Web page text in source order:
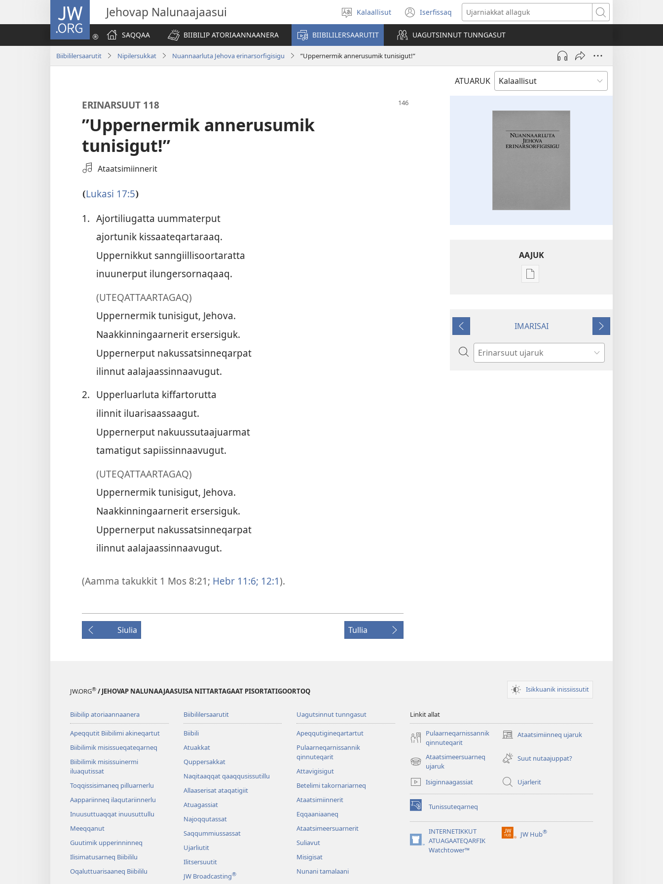
JW.ORG Jehovap Nalunaajaasui
Oqaatsit
toqqakkit
Kalaallisut Iserfissaq
(opens
new
window)
Ujarniakkat
allaguk
SAQQAA
BIIBILIP ATORIAANNAANERA BIIBILILERSAARUTIT UAGUTSINNUT TUNNGASUT
Biibililersaarutit Nipilersukkat Nuannaarluta Jehova erinarsorfigisigu ”Uppernermik annerusumik tunisigut!”
ATUARUK
ERINARSUUT 118
”Uppernermik annerusumik
tunisigut!”
Immiussamik
Ataatsimiinnerit
(Lukasi 17:5)
1. Ajortiliugatta uummaterput
ajortunik kissaateqartaraaq.
Uppernikkut sanngiillisoortaratta
inuunerput ilungersornaqaaq.
(UTEQATTAARTAGAQ)
Uppernermik tunisigut, Jehova.
Naakkinningaarnerit ersersiguk.
Uppernerput nakussatsinneqarpat
ilinnut aalajaassinnaavugut.
2. Upperluarluta kiffartorutta
ilinnit iluarisaassaagut.
Uppernerput nakuussutaajuarmat
tamatigut sapiissinnaavugut.
(UTEQATTAARTAGAQ)
Uppernermik tunisigut, Jehova.
Naakkinningaarnerit ersersiguk.
Uppernerput nakussatsinneqarpat
ilinnut aalajaassinnaavugut.
(Aamma takukkit 1 Mos 8:21; Hebr 11:6; 12:1).
Siulia Tullia
AAJUK
Atuagassanik
Jehova
Siulia
IMARISAI
Tullia
Ujaruk
JW.ORG® / JEHOVAP NALUNAAJAASUISA NITTARTAGAAT PISORTATIGOORTOQ Isikkuanik inissiissutit
Biibilip atoriaannaanera
Apeqqutit Biibilimi akineqartut
Biibilimik misis­sueqateqar­neq
Biibilimik misissuinermi
iluaqutissat
Toqqissisimaneq pilluarnerlu
Aappariinneq ilaqutariinnerlu
Inuusuttuaqqat inuusuttullu
Meeqqanut
Guutimik upperinninneq
Ilisimatusarneq Biibililu
Oqaluttuarisaaneq Biibililu
Biibililersaarutit
Biibili
Atuakkat
Quppersakkat
Naqitaaqqat qaaqqusissutillu
Allaaserisat ataqatigiit
Atuagassiat
Najoqqutassat
Saqqummiussassat
Ujarliutit
Ilitsersuutit
JW Broadcasting®
Uagutsinnut tunngasut
Apeqqutigineqartartut
Pulaarneqarnissannik
qinnuteqarit
Attavigisigut
Betelimi takornariarneq
Ataatsimiin­nerit
Eqqaaniaaneq
Ataatsimeersuarnerit
Suliavut
Misigisat
Nunani tamalaani
Linkit allat
Pulaarneqarnissannik
qinnuteqarit
Ataatsimiinneq ujaruk
(opens
window)
Ataatsimeersuarneq
ujaruk
(opens
window)
Suut nutaajuppat?
Isiginnaagassiat Ujarlerit
Tunissuteqarneq
(opens
new
window)INTERNETIKKUT
ATUAGAATEQARFIK
Watchtower™
(opens
JW Hub®
(opens